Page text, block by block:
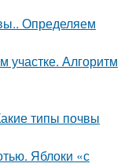
Определяем
участке. Алгоритм
типы почвы
Яблоки «с